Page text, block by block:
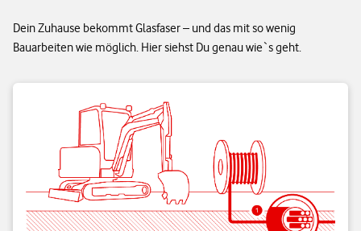
Dein Zuhause bekommt Glasfaser – und das mit so wenig
Bauarbeiten wie möglich. Hier siehst Du genau wie`s geht.